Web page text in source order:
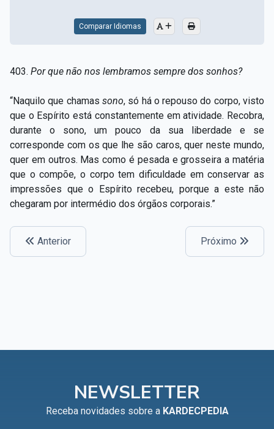
Comparar Idiomas
403. Por que não nos lembramos sempre dos sonhos?
“Naquilo que chamas sono, só há o repouso do corpo, visto
que o Espírito está constantemente em atividade. Recobra,
durante o sono, um pouco da sua liberdade e se
corresponde com os que lhe são caros, quer neste mundo,
quer em outros. Mas como é pesada e grosseira a matéria
que o compõe, o corpo tem dificuldade em conservar as
impressões que o Espírito recebeu, porque a este não
chegaram por intermédio dos órgãos corporais.”
Anterior Próximo
NEWSLETTER
Receba novidades sobre a KARDECPEDIA